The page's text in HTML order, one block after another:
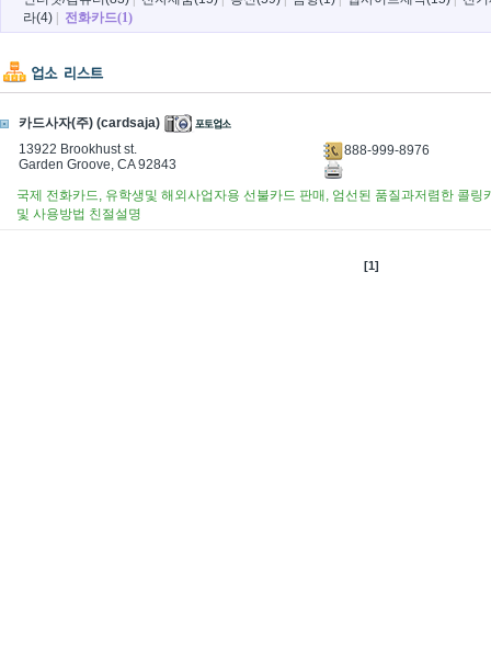
라(4)
전화카드(1)
카드사자(주) (cardsaja)
13922 Brookhust st.
Garden Groove, CA 92843
888-999-8976
국제 전화카드, 유학생및 해외사업자용 선불카드 판매, 엄선된 품질과저렴한 콜
및 사용방법 친절설명
[1]